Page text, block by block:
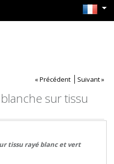
« Précédent Suivant »
sur tissu
tissu rayé blanc et vert